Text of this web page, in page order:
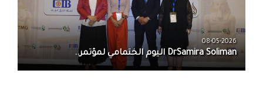
08-05-2026
DrSamira Soliman اليوم الختمامي لمؤتمر..